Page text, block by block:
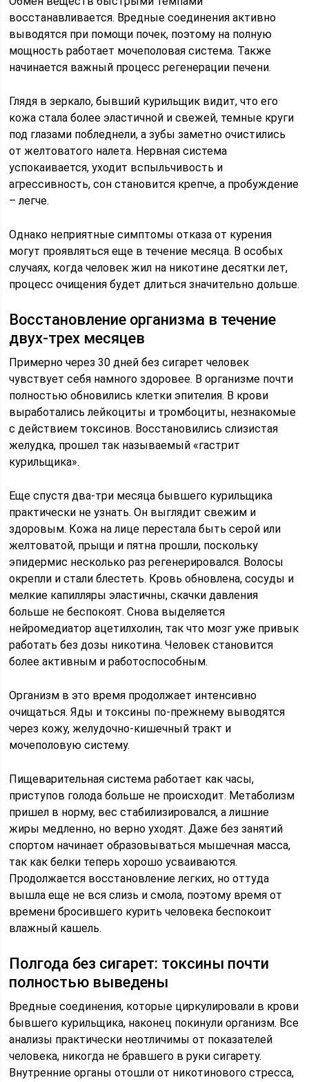
восстанавливается. Вредные соединения активно
выводятся при помощи почек, поэтому на полную
мощность работает мочеполовая система. Также
начинается важный процесс регенерации печени.
Глядя в зеркало, бывший курильщик видит, что его
кожа стала более эластичной и свежей, темные круги
под глазами побледнели, а зубы заметно очистились
от желтоватого налета. Нервная система
успокаивается, уходит вспыльчивость и
агрессивность, сон становится крепче, а пробуждение
– легче.
Однако неприятные симптомы отказа от курения
могут проявляться еще в течение месяца. В особых
случаях, когда человек жил на никотине десятки лет,
процесс очищения будет длиться значительно дольше.
Восстановление организма в течение
двух-трех месяцев
Примерно через 30 дней без сигарет человек
чувствует себя намного здоровее. В организме почти
полностью обновились клетки эпителия. В крови
выработались лейкоциты и тромбоциты, незнакомые
с действием токсинов. Восстановились слизистая
желудка, прошел так называемый «гастрит
курильщика».
Еще спустя два-три месяца бывшего курильщика
практически не узнать. Он выглядит свежим и
здоровым. Кожа на лице перестала быть серой или
желтоватой, прыщи и пятна прошли, поскольку
эпидермис несколько раз регенерировался. Волосы
окрепли и стали блестеть. Кровь обновлена, сосуды и
мелкие капилляры эластичны, скачки давления
больше не беспокоят. Снова выделяется
нейромедиатор ацетилхолин, так что мозг уже привык
работать без дозы никотина. Человек становится
более активным и работоспособным.
Организм в это время продолжает интенсивно
очищаться. Яды и токсины по-прежнему выводятся
через кожу, желудочно-кишечный тракт и
мочеполовую систему.
Пищеварительная система работает как часы,
приступов голода больше не происходит. Метаболизм
пришел в норму, вес стабилизировался, а лишние
жиры медленно, но верно уходят. Даже без занятий
спортом начинает образовываться мышечная масса,
так как белки теперь хорошо усваиваются.
Продолжается восстановление легких, но оттуда
вышла еще не вся слизь и смола, поэтому время от
времени бросившего курить человека беспокоит
влажный кашель.
Полгода без сигарет: токсины почти
полностью выведены
Вредные соединения, которые циркулировали в крови
бывшего курильщика, наконец покинули организм. Все
анализы практически неотличимы от показателей
человека, никогда не бравшего в руки сигарету.
Внутренние органы отошли от никотинового стресса,